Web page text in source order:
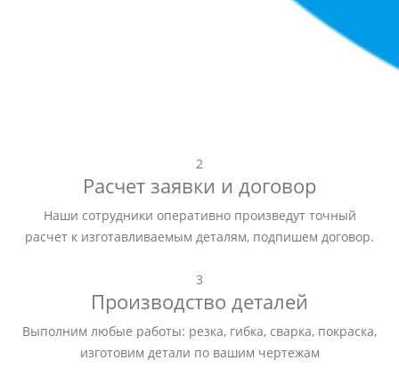
2
Расчет заявки и договор
Наши сотрудники оперативно произведут точный
расчет к изготавливаемым деталям, подпишем договор.
3
Производство деталей
Выполним любые работы: резка, гибка, сварка, покраска,
изготовим детали по вашим чертежам